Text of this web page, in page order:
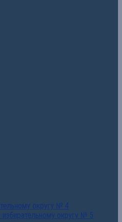
округу № 4
округу № 5